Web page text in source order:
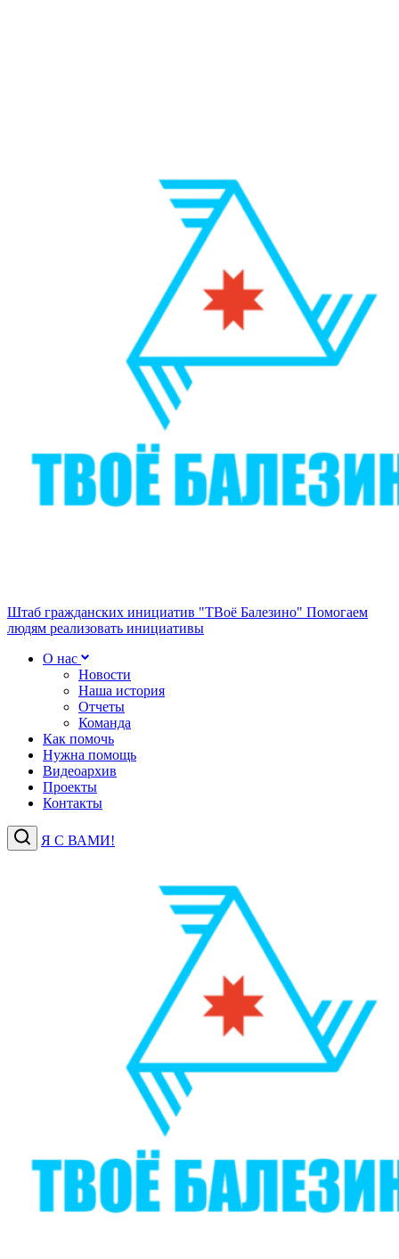
Штаб гражданских инициатив "ТВоё Балезино" Помогаем
людям реализовать инициативы
О нас
Новости
Наша история
Отчеты
Команда
Как помочь
Нужна помощь
Видеоархив
Проекты
Контакты
Я С ВАМИ!